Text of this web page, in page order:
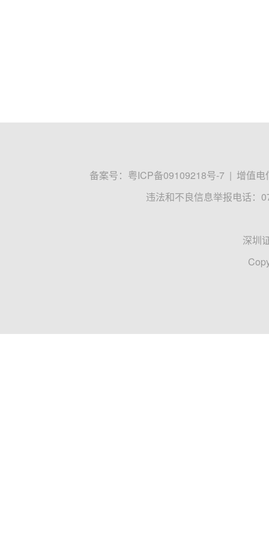
备案号： 粤ICP备09109218号-7 | 增值电
违法和不良信息举报电话：
深圳